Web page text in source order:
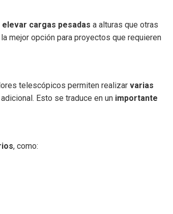
elevar cargas pesadas a alturas que otras
mejor opción para proyectos que requieren
telescópicos permiten realizar varias
Esto se traduce en un importante
, como: